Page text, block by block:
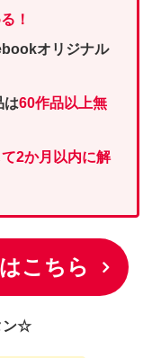
！
オリジナル
は60作品以上無
2か月以内に解
こちら
ン☆